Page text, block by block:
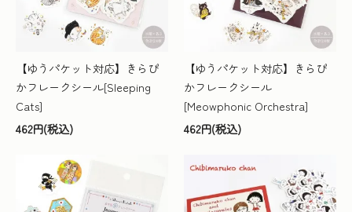
【ゆうパケット対応】きらぴ
かフレークシール[Sleeping
Cats]
462円(税込)
【ゆうパケット対応】きらぴ
かフレークシール
[Meowphonic Orchestra]
462円(税込)